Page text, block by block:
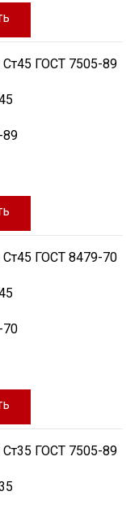
ГОСТ 7505-89
89
ГОСТ 8479-70
70
ГОСТ 7505-89